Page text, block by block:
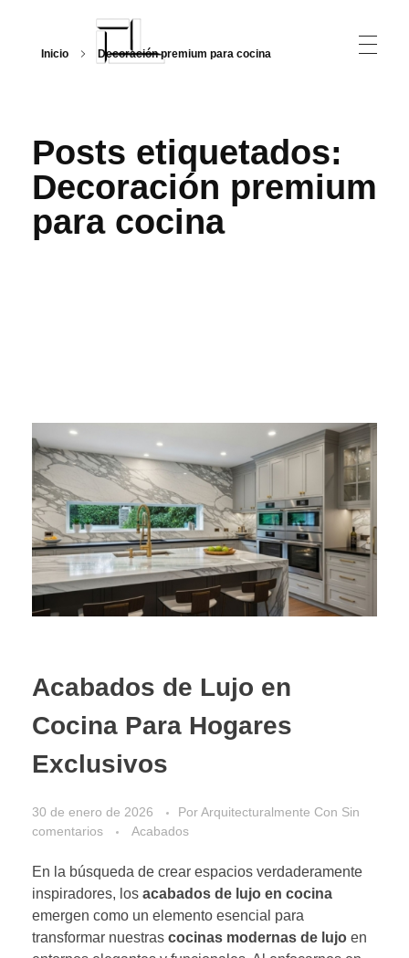
Inicio Decoración premium para cocina
Posts etiquetados:
Decoración premium
para cocina
Acabados de Lujo en
Cocina Para Hogares
Exclusivos
30 de enero de 2026 PorArquitecturalmente Con Sin
comentarios
Acabados
En la búsqueda de crear espacios verdaderamente
inspiradores, los acabados de lujo en cocina
emergen como un elemento esencial para
transformar nuestras cocinas modernas de lujo en